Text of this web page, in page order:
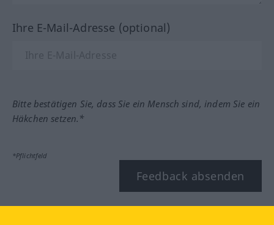
Ihre E-Mail-Adresse (optional)
Bitte bestätigen Sie, dass Sie ein Mensch sind, indem Sie ein
Häkchen setzen.*
*Pflichtfeld
Feedback absenden